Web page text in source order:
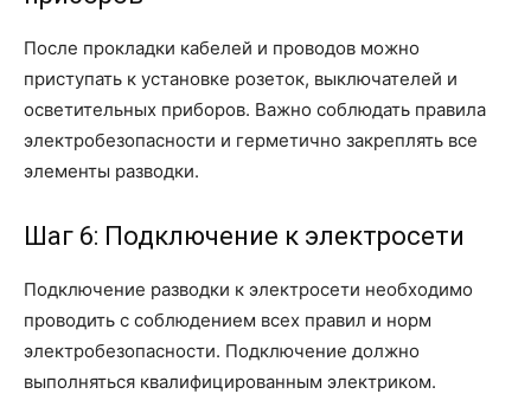
После прокладки кабелей и проводов можно
приступать к установке розеток, выключателей и
осветительных приборов. Важно соблюдать правила
электробезопасности и герметично закреплять все
элементы разводки.
Шаг 6: Подключение к электросети
Подключение разводки к электросети необходимо
проводить с соблюдением всех правил и норм
электробезопасности. Подключение должно
выполняться квалифицированным электриком.